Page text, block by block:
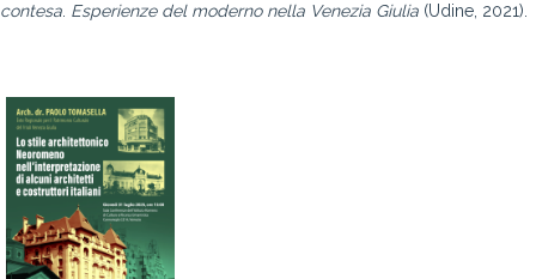
contesa Esperienze del moderno nella Venezia Giulia (Udine, 2021).